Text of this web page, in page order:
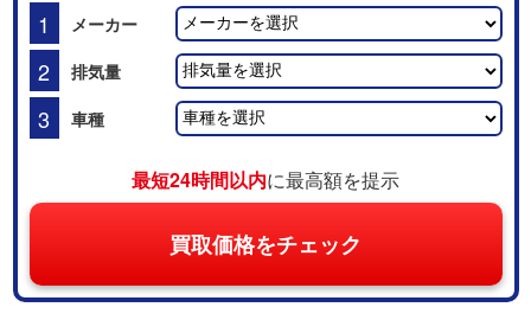
1 メーカー
2 排気量
3 車種
最短24時間以内に最高額を提示
買取価格をチェック